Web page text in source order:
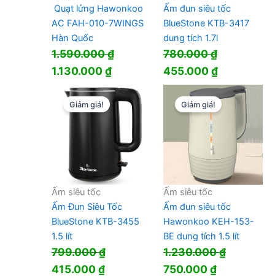
Quạt lửng Hawonkoo
AC FAH-010-7WINGS
Hàn Quốc
1.590.000₫
Giá
gốc
1.130.000₫Giá
hiện
tại
là:
1.130.000 ₫.
Ấm đun siêu tốc
BlueStone KTB-3417
dung tích 1.7l
780.000₫
Giá
gốc
780.000 ₫.
455.000₫Giá
hiện
tại
455.000 ₫.
Giảm giá!
Ấm siêu tốc
Ấm Đun Siêu Tốc
BlueStone KTB-3455
1.5 lít
799.000₫
Giá
415.000₫Giá
Giảm giá!
Ấm siêu tốc
Ấm đun siêu tốc
Hawonkoo KEH-153-
BE dung tích 1.5 lít
1.230.000₫
Giá
750.000₫Giá